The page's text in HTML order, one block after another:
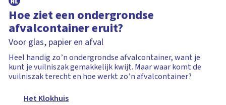
Hoe ziet een ondergrondse
afvalcontainer eruit?
Voor glas, papier en afval
Heel handig zo’n ondergrondse afvalcontainer, want je
kunt je vuilniszak gemakkelijk kwijt. Maar waar komt de
vuilniszak terecht en hoe werkt zo’n afvalcontainer?
Het Klokhuis